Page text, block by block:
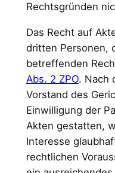
Rechtsgründen
Das Recht auf
dritten Personen,
betreffenden
Abs. 2 ZPO. Nach
Vorstand des
Einwilligung der
Akten gestatten,
Interesse
rechtlichen